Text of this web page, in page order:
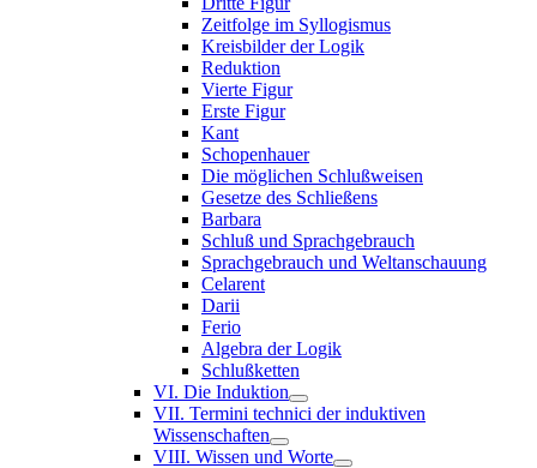
Zeitfolge im Syllogismus
Kreisbilder der Logik
Reduktion
Vierte Figur
Erste Figur
Kant
Schopenhauer
Die möglichen Schlußweisen
Gesetze des Schließens
Barbara
Schluß und Sprachgebrauch
Sprachgebrauch und Weltanschauung
Celarent
Darii
Ferio
Algebra der Logik
Schlußketten
VI. Die Induktion
VII. Termini technici der induktiven
Wissenschaften
VIII. Wissen und Worte